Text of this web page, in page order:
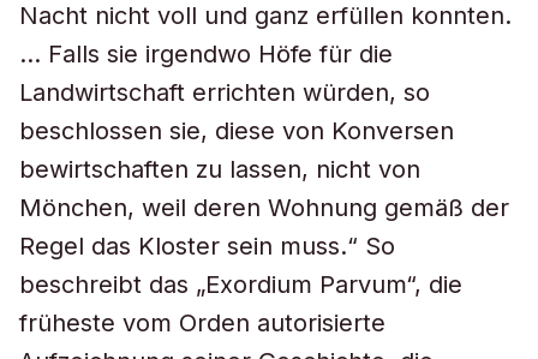
Nacht nicht voll und ganz erfüllen konnten.
… Falls sie irgendwo Höfe für die
Landwirtschaft errichten würden, so
beschlossen sie, diese von Konversen
bewirtschaften zu lassen, nicht von
Mönchen, weil deren Wohnung gemäß der
Regel das Kloster sein muss.“ So
beschreibt das „Exordium Parvum“, die
früheste vom Orden autorisierte